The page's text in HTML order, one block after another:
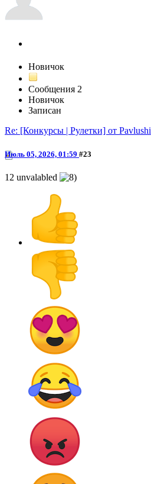
Новичок
Сообщения 2
Новичок
Записан
Re: [Конкурсы | Рулетки] от Pavlushi
Июль 05, 2026, 01:59 #23
12 unvalabled